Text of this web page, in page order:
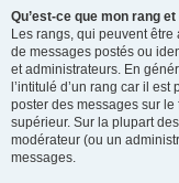
Qu’est-ce que mon rang
Les rangs, qui peuvent
de messages postés ou
et administrateurs. En
l’intitulé d’un rang car il
poster des messages sur
supérieur. Sur la plupart
modérateur (ou un
messages.